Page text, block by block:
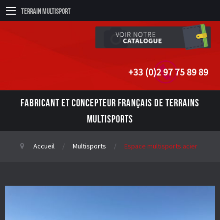
Terrain Multisport
+33 (0)2 97 75 89 89
FABRICANT ET CONCEPTEUR FRANÇAIS DE TERRAINS
MULTISPORTS
Accueil Multisports Espace multisports acier